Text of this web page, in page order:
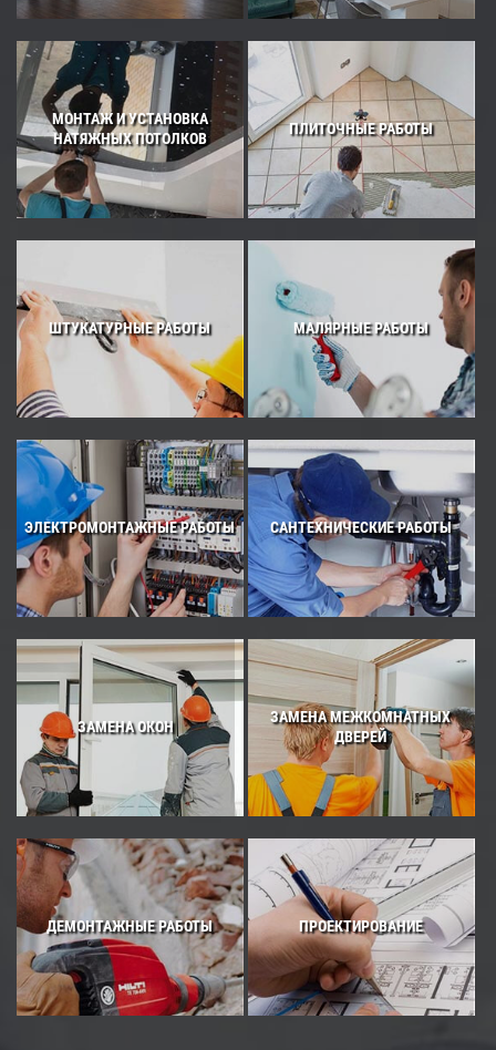
МОНТАЖ И УСТАНОВКА
НАТЯЖНЫХ ПОТОЛКОВ
ПЛИТОЧНЫЕ РАБОТЫ
ШТУКАТУРНЫЕ РАБОТЫ МАЛЯРНЫЕ РАБОТЫ
ЭЛЕКТРОМОНТАЖНЫЕ РАБОТЫ САНТЕХНИЧЕСКИЕ РАБОТЫ
ЗАМЕНА ОКОН
ЗАМЕНА МЕЖКОМНАТНЫХ
ДВЕРЕЙ
ДЕМОНТАЖНЫЕ РАБОТЫ ПРОЕКТИРОВАНИЕ